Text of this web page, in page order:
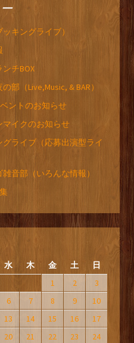
キングライブ）
チBOX
部（Live,Music, & BAR）
ベントのお知らせ
マイクのお知らせ
グライブ（応募出演型ライ
音部（いろんな情報）
水 木 金 土 日
1 2
3
6 7 8 9
10
13 14 15 16
17
20 21 22 23
24